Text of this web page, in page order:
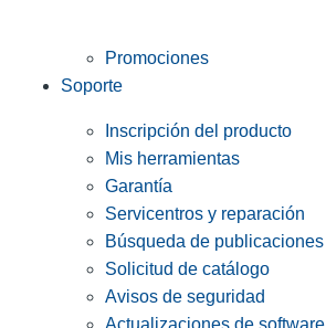
Promociones
Soporte
Inscripción del producto
Mis herramientas
Garantía
Servicentros y reparación
Búsqueda de publicaciones
Solicitud de catálogo
Avisos de seguridad